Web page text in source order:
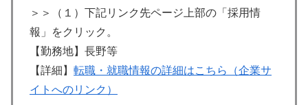
＞＞（１）下記リンク先ページ上部の「採用情
報」をクリック。
【勤務地】長野等
【詳細】 転職・就職情報の詳細はこちら（企業サ
イトへのリンク）